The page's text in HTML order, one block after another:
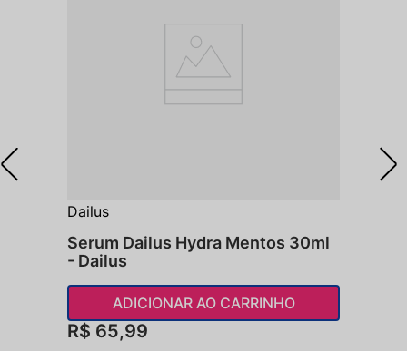
Dailus
Serum Dailus Hydra Mentos 30ml
- Dailus
ADICIONAR AO CARRINHO
R$ 65,99